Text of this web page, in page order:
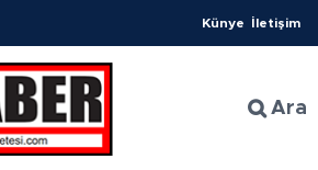
Künye İletişim
Ara